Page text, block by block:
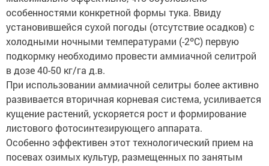
установившейся сухой погоды (отсутствие осадков) с
холодными ночными температурами (-2ºС) первую
подкормку необходимо провести аммиачной селитрой
в дозе 40-50 кг/га д.в.
При использовании аммиачной селитры более активно
развивается вторичная корневая система, усиливается
кущение растений, ускоряется рост и формирование
листового фотосинтезирующего аппарата.
Особенно эффективен этот технологический прием на
посевах озимых культур, размещенных по занятым
парам и непаровым предшественникам, отмечают